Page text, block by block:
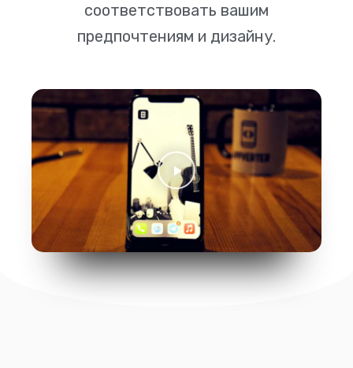
соответствовать вашим
предпочтениям и дизайну.